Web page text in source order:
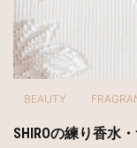
BEAUTY
SHIROの練り香水